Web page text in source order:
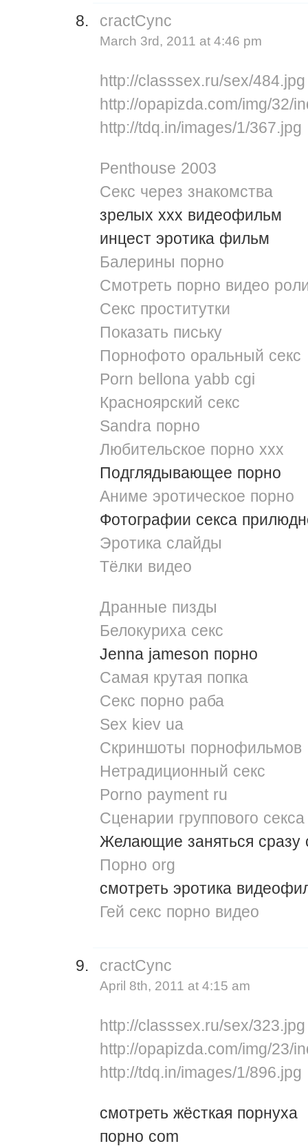
cractCync
March 3rd, 2011 at 4:46 pm
http://classsex.ru/sex/484.jpg
http://opapizda.com/img/32/
http://tdq.in/images/1/367.jpg
Penthouse 2003
Секс через знакомства
зрелых ххх видеофильм
инцест эротика фильм
Балерины порно
Смотреть порно видео
Секс проститутки
Показать письку
Порнофото оральный секс
Porn bellona yabb cgi
Красноярский секс
Sandra порно
Любительское порно xxx
Подглядывающее порно
Аниме эротическое порно
Фотографии секса
Эротика слайды
Тёлки видео
Дранные пизды
Белокуриха секс
Jenna jameson порно
Самая крутая попка
Секс порно раба
Sex kiev ua
Скриншоты порнофильмов
Нетрадиционный секс
Porno payment ru
Сценарии группового секса
Желающие заняться сразу
Порно org
смотреть эротика
Гей секс порно видео
cractCync
April 8th, 2011 at 4:15 am
http://classsex.ru/sex/323.jpg
http://opapizda.com/img/23/
http://tdq.in/images/1/896.jpg
смотреть жёсткая порнуха
порно com